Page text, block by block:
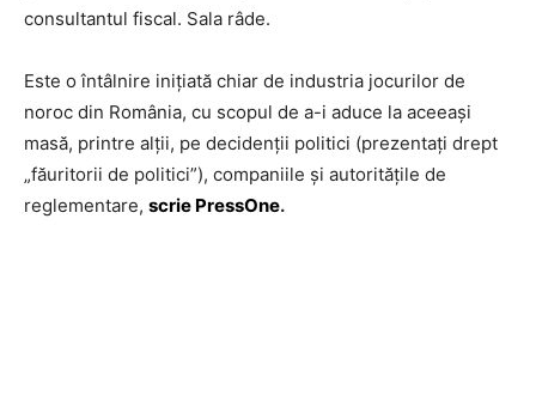
consultantul fiscal. Sala râde.
Este o întâlnire inițiată chiar de industria jocurilor de
noroc din România, cu scopul de a-i aduce la aceeași
masă, printre alții, pe decidenții politici (prezentați drept
„făuritorii de politici”), companiile și autoritățile de
reglementare, scrie PressOne.